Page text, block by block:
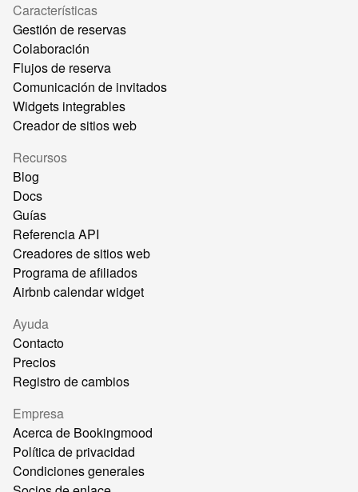
Características
Gestión de reservas
Colaboración
Flujos de reserva
Comunicación de invitados
Widgets integrables
Creador de sitios web
Recursos
Blog
Docs
Guías
Referencia API
Creadores de sitios web
Programa de afiliados
Airbnb calendar widget
Ayuda
Contacto
Precios
Registro de cambios
Empresa
Acerca de Bookingmood
Política de privacidad
Condiciones generales